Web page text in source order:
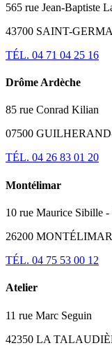
565 rue Jean-Baptiste
43700 SAINT-
TÉL. 04 71 04 25 16
Drôme Ardèche
85 rue Conrad Kilian
07500
TÉL. 04 26 83 01 20
Montélimar
10 rue Maurice Sibille
26200 MONTÉLIMAR
TÉL. 04 75 53 00 12
Atelier
11 rue Marc Seguin
42350 LA